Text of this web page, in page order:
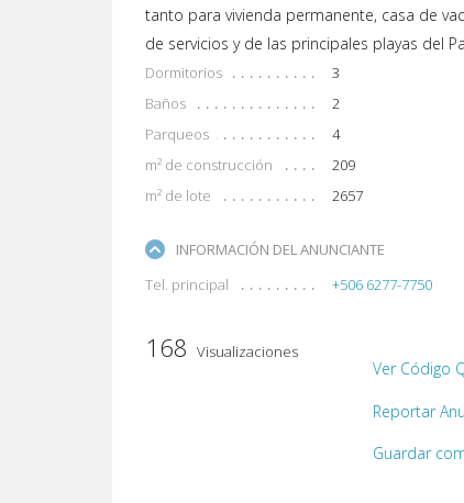
tanto para vivienda permanente, casa de
de servicios y de las principales playas del
Dormitorios
3
Baños
2
Parqueos
4
m² de construcción
209
m² de lote
2657
INFORMACIÓN DEL ANUNCIANTE
Tel. principal
+506 6277-7750
Ver Código
Reportar
Guardar
168 Visualizaciones